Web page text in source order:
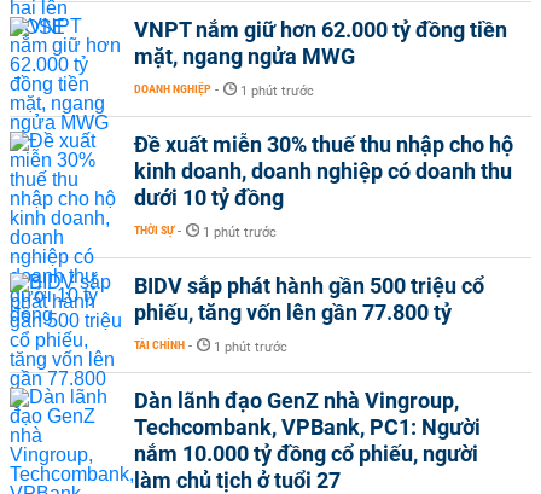
VNPT nắm giữ hơn 62.000 tỷ đồng tiền
mặt, ngang ngửa MWG
DOANH NGHIỆP - 1 phút trước
Đề xuất miễn 30% thuế thu nhập cho hộ
kinh doanh, doanh nghiệp có doanh thu
dưới 10 tỷ đồng
THỜI SỰ - 1 phút trước
BIDV sắp phát hành gần 500 triệu cổ
phiếu, tăng vốn lên gần 77.800 tỷ
TÀI CHÍNH - 1 phút trước
Dàn lãnh đạo GenZ nhà Vingroup,
Techcombank, VPBank, PC1: Người
nắm 10.000 tỷ đồng cổ phiếu, người
làm chủ tịch ở tuổi 27